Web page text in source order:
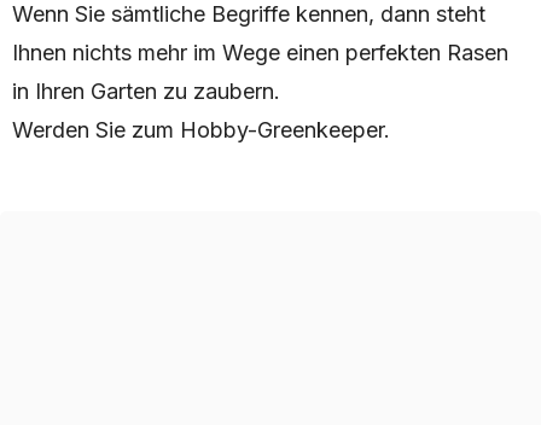
Wenn Sie sämtliche Begriffe kennen, dann steht
Ihnen nichts mehr im Wege einen perfekten Rasen
in Ihren Garten zu zaubern.
Werden Sie zum Hobby-Greenkeeper.